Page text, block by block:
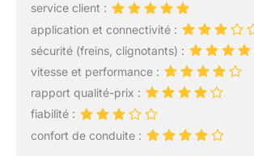
service client :
application et connectivité :
sécurité (freins, clignotants) :
vitesse et performance :
rapport qualité-prix :
fiabilité :
confort de conduite :